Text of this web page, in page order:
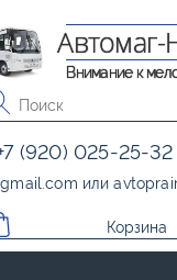
Внимание к
(920) 025-25-32
gmail.com или
Корзина